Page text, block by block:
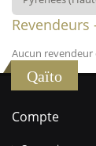
Revendeurs
Aucun
Qaïto
Compte